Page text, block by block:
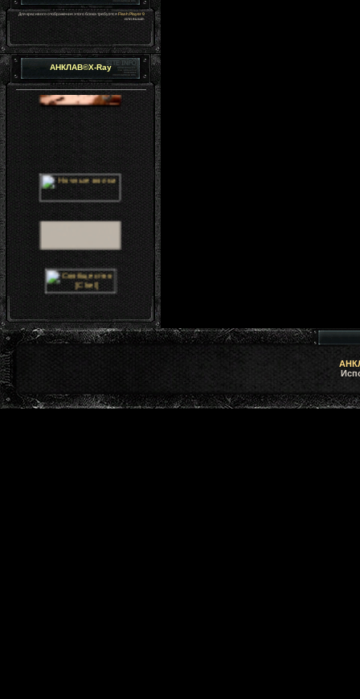
Для красивого отображения этого блока требуетсяFlash Player 9
или выше.
АНКЛАВ©X-Ray